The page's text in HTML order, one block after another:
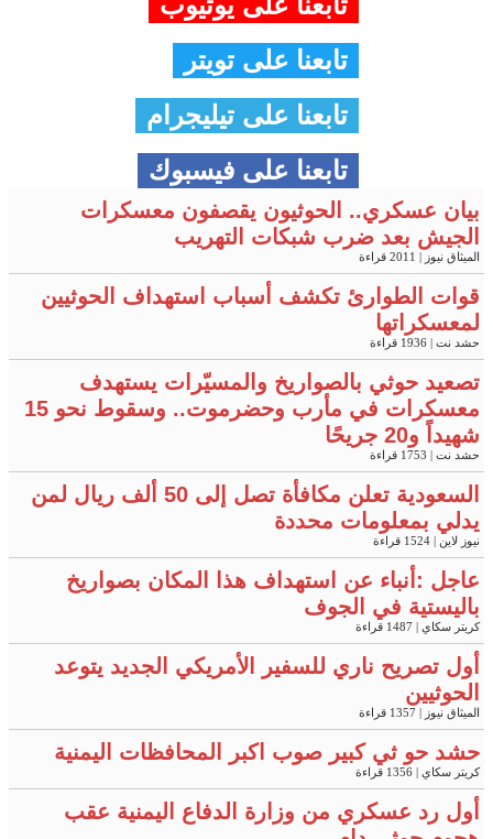
تابعنا على تويتر
تابعنا على تيليجرام
تابعنا على فيسبوك
بيان عسكري.. الحوثيون يقصفون معسكرات
الجيش بعد ضرب شبكات التهريب
الميثاق نيوز | 2011 قراءة
قوات الطوارئ تكشف أسباب استهداف الحوثيين
لمعسكراتها
حشد نت | 1936 قراءة
تصعيد حوثي بالصواريخ والمسيّرات يستهدف
معسكرات في مأرب وحضرموت.. وسقوط نحو 15
شهيداً و20 جريحًا
حشد نت | 1753 قراءة
السعودية تعلن مكافأة تصل إلى 50 ألف ريال لمن
يدلي بمعلومات محددة
نيوز لاين | 1524 قراءة
عاجل :أنباء عن استهداف هذا المكان بصواريخ
باليستية في الجوف
كريتر سكاي | 1487 قراءة
أول تصريح ناري للسفير الأمريكي الجديد يتوعد
الحوثيين
الميثاق نيوز | 1357 قراءة
حشد حو ثي كبير صوب اكبر المحافظات اليمنية
كريتر سكاي | 1356 قراءة
أول رد عسكري من وزارة الدفاع اليمنية عقب